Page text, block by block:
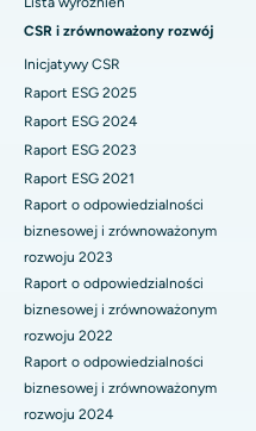
Najlepszy szpital w
Najlepszy szpital w Vijay
Najlepszy szpital przy
Najlepszy szpital przy Canal
Najlepszy szpital w dzielnicy
Najlepszy szpital w
Najlepszy szpital w
Najlepszy szpital w
Najlepszy szpital przy
Głęboka stymulacja mózgu
Dializa otrzewnowa
Biopsja nerki
Paratyroidektomia
Chirurgia cytoredukcyjna
Ceramiczna całkowita
ERCP
CSR i zrównoważony rozwój
Inicjatywy CSR
Raport ESG 2025
Raport ESG 2024
Raport ESG 2023
Raport ESG 2021
Raport o odpowiedzialności
biznesowej i zrównoważonym
rozwoju 2023
Raport o odpowiedzialności
biznesowej i zrównoważonym
rozwoju 2022
Raport o odpowiedzialności
biznesowej i zrównoważonym
rozwoju 2024